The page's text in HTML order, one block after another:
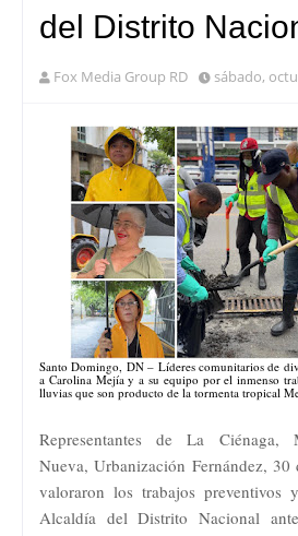
del Distrito
Fox Media Group RD sábado,
Santo Domingo, DN – Líderes comunitarios de
a Carolina Mejía y a su equipo por el inmenso
lluvias que son producto de la tormenta tropical
Representantes de La Ciénaga,
Nueva, Urbanización Fernández,
valoraron los trabajos preventivos
Alcaldía del Distrito Nacional